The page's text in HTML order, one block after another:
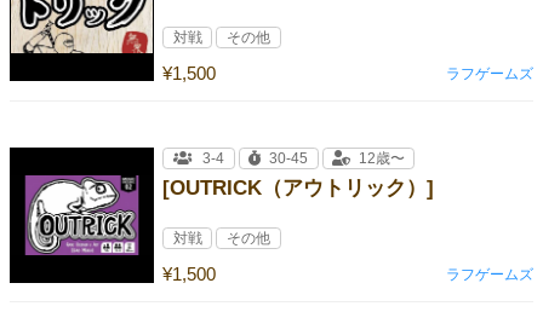
¥1,500
対戦 その他
ラフゲームズ
[OUTRICK（アウトリック）]
¥1,500
3-4 30-45 12歳〜
対戦 その他
ラフゲームズ